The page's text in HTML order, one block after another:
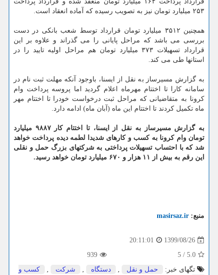
۲۵۳ میلیارد تومان نیز به تصویب رسیده که آماده انعقاد است.
همچنین ۳۵۱۲ میلیارد تومان قرارداد توسط شعب بانکی در دست
بررسی می باشد که مراحل پایانی را می گذراند و علاوه بر این
قرارداد تسهیلات ۳۷۳ میلیارد تومان هم مراحل اولیه تایید را در
استانها طی می کند.
به گزارش مسیرساز به نقل از ایسنا، باوجود آنکه مهلت ثبت نام در
سامانه کارا تا اختتام مهرماه اعلام گردید اما پروسه پرداخت وام
کرونا به متقاضیانی که مراحل ثبت درخواست خودرا تا اختتام مهر
ماه تکمیل کردند تا اختتام این ماه (آبان ماه) ادامه دارد.
به گزارش مسیرساز به نقل از ایسنا، تا اختتام کار ۹۸۸۷ میلیارد
تومان وام کرونا به کسب و کارهای شدیدا لطمه دیده پرداخت خواهد
شد که با احتساب تسهیلات پرداختی به شرکتهای بزرگ حمل و نقلی
این رقم به بیش از ۱۱ هزار و ۶۷۰ میلیارد تومان خواهد رسید.
منبع: masirsaz.ir
1399/08/26
20:11:01
5.0
/
5
939
تگهای خبر:
حمل و نقل , دستگاه , شركت , كسب و